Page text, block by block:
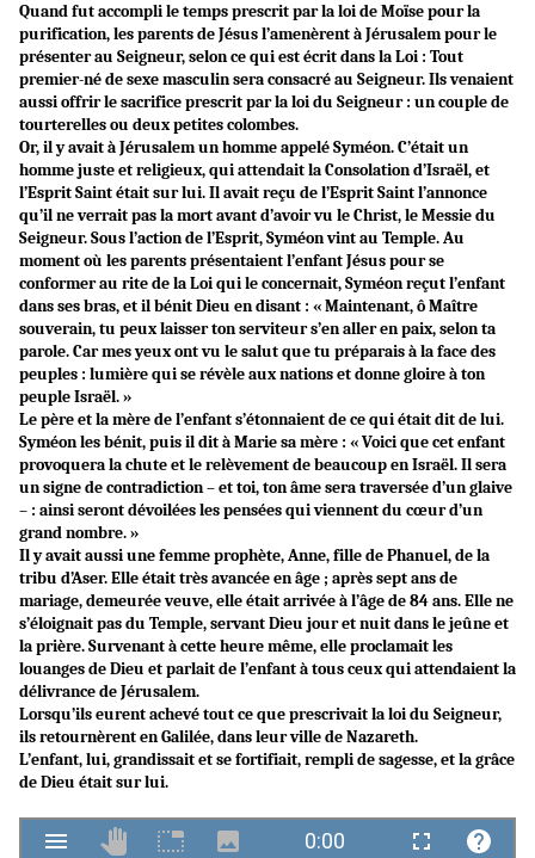
Quand fut accompli le temps prescrit par la loi de Moïse pour la
purification, les parents de Jésus l’amenèrent à Jérusalem pour le
présenter au Seigneur, selon ce qui est écrit dans la Loi : Tout
premier-né de sexe masculin sera consacré au Seigneur. Ils venaient
aussi offrir le sacrifice prescrit par la loi du Seigneur : un couple de
tourterelles ou deux petites colombes.
Or, il y avait à Jérusalem un homme appelé Syméon. C’était un
homme juste et religieux, qui attendait la Consolation d’Israël, et
l’Esprit Saint était sur lui. Il avait reçu de l’Esprit Saint l’annonce
qu’il ne verrait pas la mort avant d’avoir vu le Christ, le Messie du
Seigneur. Sous l’action de l’Esprit, Syméon vint au Temple. Au
moment où les parents présentaient l’enfant Jésus pour se
conformer au rite de la Loi qui le concernait, Syméon reçut l’enfant
dans ses bras, et il bénit Dieu en disant : « Maintenant, ô Maître
souverain, tu peux laisser ton serviteur s’en aller en paix, selon ta
parole. Car mes yeux ont vu le salut que tu préparais à la face des
peuples : lumière qui se révèle aux nations et donne gloire à ton
peuple Israël. »
Le père et la mère de l’enfant s’étonnaient de ce qui était dit de lui.
Syméon les bénit, puis il dit à Marie sa mère : « Voici que cet enfant
provoquera la chute et le relèvement de beaucoup en Israël. Il sera
un signe de contradiction – et toi, ton âme sera traversée d’un glaive
– : ainsi seront dévoilées les pensées qui viennent du cœur d’un
grand nombre. »
Il y avait aussi une femme prophète, Anne, fille de Phanuel, de la
tribu d’Aser. Elle était très avancée en âge ; après sept ans de
mariage, demeurée veuve, elle était arrivée à l’âge de 84 ans. Elle ne
s’éloignait pas du Temple, servant Dieu jour et nuit dans le jeûne et
la prière. Survenant à cette heure même, elle proclamait les
louanges de Dieu et parlait de l’enfant à tous ceux qui attendaient la
délivrance de Jérusalem.
Lorsqu’ils eurent achevé tout ce que prescrivait la loi du Seigneur,
ils retournèrent en Galilée, dans leur ville de Nazareth.
L’enfant, lui, grandissait et se fortifiait, rempli de sagesse, et la grâce
de Dieu était sur lui.